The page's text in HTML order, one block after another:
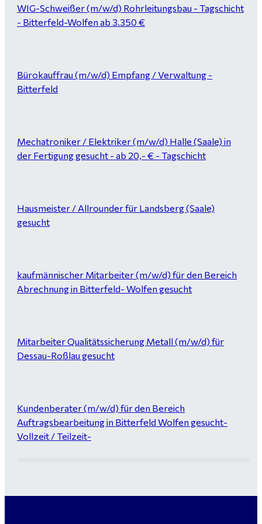
WIG-Schweißer (m/w/d) Rohrleitungsbau - Tagschicht
- Bitterfeld-Wolfen ab 3.350 €
Bürokauffrau (m/w/d) Empfang / Verwaltung -
Bitterfeld
Mechatroniker / Elektriker (m/w/d) Halle (Saale) in
der Fertigung gesucht - ab 20,- € - Tagschicht
Hausmeister / Allrounder für Landsberg (Saale)
gesucht
kaufmännischer Mitarbeiter (m/w/d) für den Bereich
Abrechnung in Bitterfeld- Wolfen gesucht
Mitarbeiter Qualitätssicherung Metall (m/w/d) für
Dessau-Roßlau gesucht
Kundenberater (m/w/d) für den Bereich
Auftragsbearbeitung in Bitterfeld Wolfen gesucht-
Vollzeit / Teilzeit-